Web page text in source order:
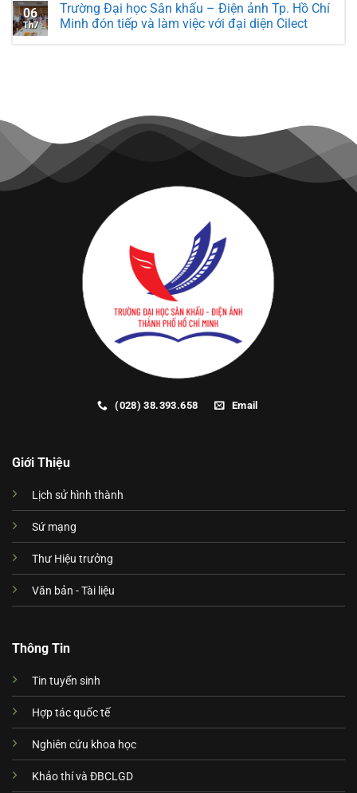
06
Th7
Trường Đại học Sân khấu – Điện ảnh Tp. Hồ Chí
Minh đón tiếp và làm việc với đại diện Cilect
(028) 38.393.658 Email
Giới Thiệu
Lịch sử hình thành
Sứ mạng
Thư Hiệu trưởng
Văn bản - Tài liệu
Thông Tin
Tin tuyển sinh
Hợp tác quốc tế
Nghiên cứu khoa học
Khảo thí và ĐBCLGD